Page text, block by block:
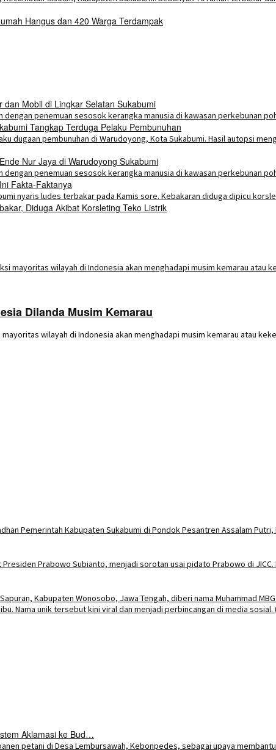
Hangus dan 420 Warga Terdampak
Mobil di Lingkar Selatan Sukabumi
Tangkap Terduga Pelaku Pembunuhan
Nur Jaya di Warudoyong Sukabumi
Fakta-Faktanya
Diduga Akibat Korsleting Teko Listrik
Dilanda Musim Kemarau
wilayah di Indonesia akan menghadapi musim kemarau atau
Aklamasi ke Bud…